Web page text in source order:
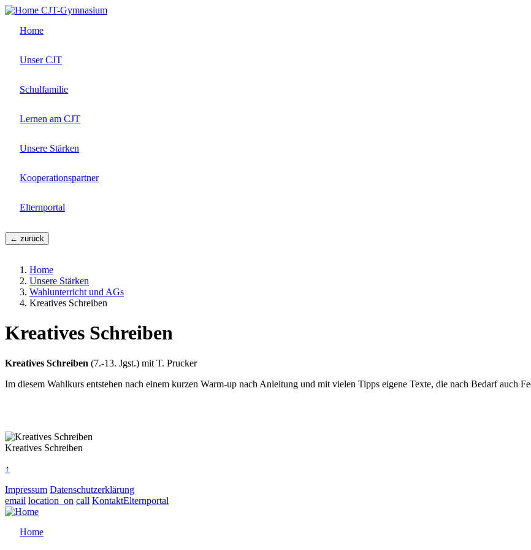
Direkt
Inhalt
CJT-Gymnasium
Home
Unser CJT
Schulfamilie
Lernen am CJT
Unsere Stärken
Kooperationspartner
Elternportal
← zurück
Home
Unsere Stärken
Wahlunterricht und AGs
Kreatives Schreiben
Kreatives Schreiben
Kreatives Schreiben (7.-13. Jgst.) mit T. Prucker
Im diesem Wahlkurs entstehen nach einem kurzen Warm-up nach Anleitung und mit vielen Tipps eigene Texte, die nach Bedarf auch
Kreatives Schreiben
↑
Impressum Datenschutzerklärung
email location_on call KontaktElternportal
Home